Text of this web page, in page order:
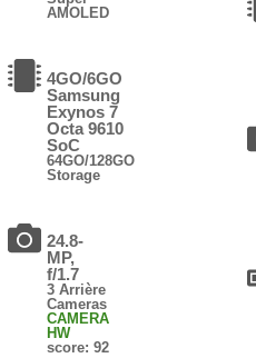
AMOLED
4GO/6GO
Samsung
Exynos 7
Octa 9610
SoC
64GO/128GO
Storage
24.8-
MP,
f/1.7
3 Arrière
Cameras
CAMERA
HW
score: 92